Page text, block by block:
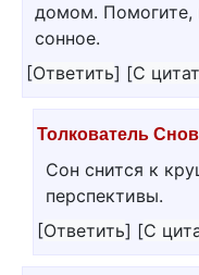
домом. Помогите,
сонное.
[Ответить] [С
Толкователь Снов
Сон снится к
перспективы.
[Ответить] [С